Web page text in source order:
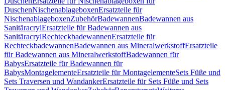
DuschenNischenablageboxenErsatzteile für
NischenablageboxenZubehörBadewannenBadewannen aus
SanitäracrylErsatzteile für Badewannen aus
SanitäracrylRechteckbadewannenErsatzteile für
RechteckbadewannenBadewannen aus MineralwerkstoffErsatzteile
für Badewannen aus MineralwerkstoffBadewannen für
BabysErsatzteile für Badewannen für
BabysMontagelementeErsatzteile für MontagelementeSets Füße und
Sets Traversen und WandankerErsatzteile für Sets Füße und Sets